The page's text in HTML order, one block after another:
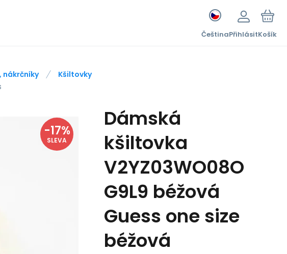
ČeštinaPřihlásitKošík
nákrčníky
Kšiltovky
-17%
SLEVA
Dámská
kšiltovka
V2YZ03WO08O
G9L9 béžová
Guess one size
béžová